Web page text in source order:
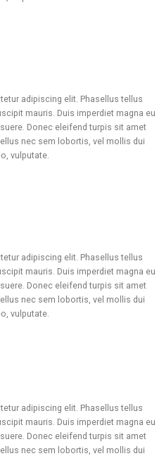
adipiscing elit. Phasellus tellus
mauris. Duis imperdiet magna eu
Donec eleifend turpis sit amet
nec sem lobortis, vel mollis dui
vulputate.
adipiscing elit. Phasellus tellus
mauris. Duis imperdiet magna eu
Donec eleifend turpis sit amet
nec sem lobortis, vel mollis dui
vulputate.
adipiscing elit. Phasellus tellus
mauris. Duis imperdiet magna eu
Donec eleifend turpis sit amet
nec sem lobortis, vel mollis dui